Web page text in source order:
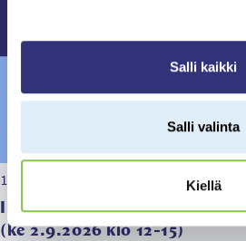
Salli kaikki
Salli valinta
Kiellä
13.07.2026, klo 09:14
Ilmoittaudu esittelijäksi
(ke 2.9.2026 klo 12-15)